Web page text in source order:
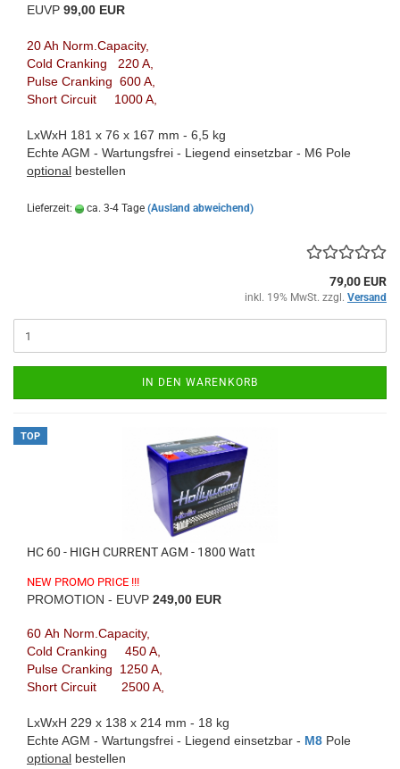
EUVP 99,00 EUR
20 Ah Norm.Capacity,
Cold Cranking 220 A,
Pulse Cranking 600 A,
Short Circuit 1000 A,
LxWxH 181 x 76 x 167 mm - 6,5 kg
Echte AGM - Wartungsfrei - Liegend einsetzbar - M6 Pole
optional bestellen
Lieferzeit: ca. 3-4 Tage (Ausland abweichend)
79,00 EUR
inkl. 19% MwSt. zzgl. Versand
IN DEN WARENKORB
TOP
HC 60 - HIGH CURRENT AGM - 1800 Watt
NEW PROMO PRICE !!!
PROMOTION - EUVP 249,00 EUR
60 Ah Norm.Capacity,
Cold Cranking 450 A,
Pulse Cranking 1250 A,
Short Circuit 2500 A,
LxWxH 229 x 138 x 214 mm - 18 kg
Echte AGM - Wartungsfrei - Liegend einsetzbar - M8 Pole
optional bestellen